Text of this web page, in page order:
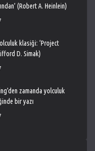
(Robert A. Heinlein)
klasiği: ‘Project
D. Simak)
zamanda yolculuk
bir yazı